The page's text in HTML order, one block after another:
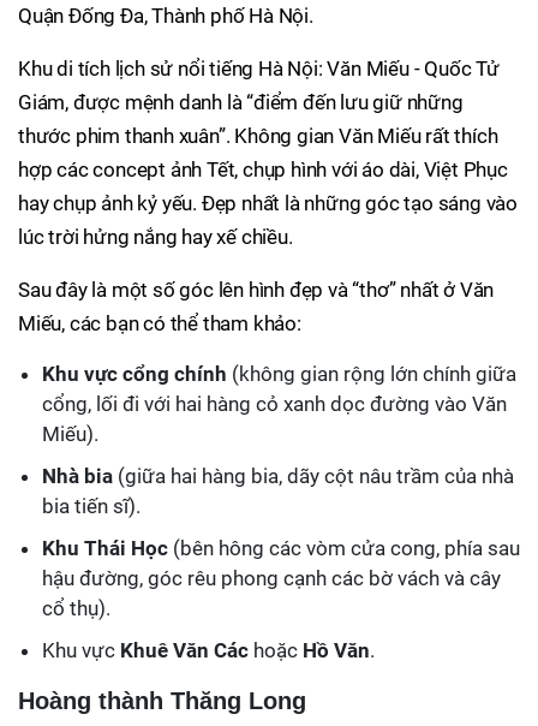
Quận Đống Đa, Thành phố Hà Nội.
Khu di tích lịch sử nổi tiếng Hà Nội: Văn Miếu - Quốc Tử
Giám, được mệnh danh là “điểm đến lưu giữ những
thước phim thanh xuân”. Không gian Văn Miếu rất thích
hợp các concept ảnh Tết, chụp hình với áo dài, Việt Phục
hay chụp ảnh kỷ yếu. Đẹp nhất là những góc tạo sáng vào
lúc trời hửng nắng hay xế chiều.
Sau đây là một số góc lên hình đẹp và “thơ” nhất ở Văn
Miếu, các bạn có thể tham khảo:
Khu vực cổng chính (không gian rộng lớn chính giữa
cổng, lối đi với hai hàng cỏ xanh dọc đường vào Văn
Miếu).
Nhà bia (giữa hai hàng bia, dãy cột nâu trầm của nhà
bia tiến sĩ).
Khu Thái Học (bên hông các vòm cửa cong, phía sau
hậu đường, góc rêu phong cạnh các bờ vách và cây
cổ thụ).
Khu vực Khuê Văn Các hoặc Hồ Văn.
Hoàng thành Thăng Long